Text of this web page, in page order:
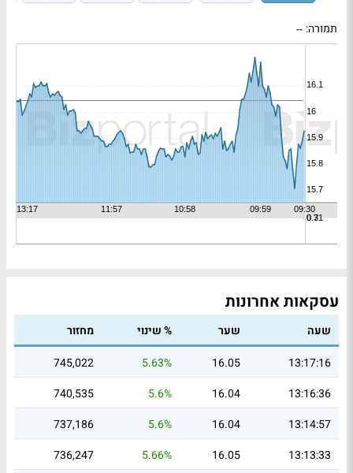
תמורה: --
עסקאות אחרונות
שעה שער % שינוי
מחזור
13:17:16
16.05
5.63%
745,022
13:16:36
16.04
5.6%
740,535
13:14:57
16.04
5.6%
737,186
13:13:33
16.05
5.66%
736,247